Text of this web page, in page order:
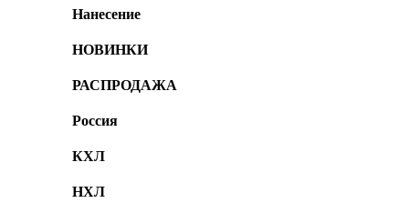
Нанесение
НОВИНКИ
РАСПРОДАЖА
Россия
КХЛ
НХЛ